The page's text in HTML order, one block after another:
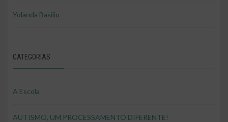
Yolanda Basilio
CATEGORIAS
A Escola
AUTISMO, UM PROCESSAMENTO DIFERENTE!